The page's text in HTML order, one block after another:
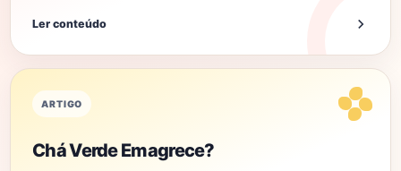
Ler conteúdo
ARTIGO
Chá Verde Emagrece?